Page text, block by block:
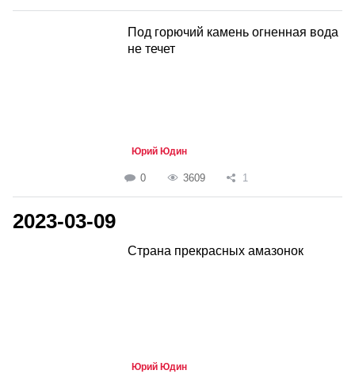
Под горючий камень огненная вода
не течет
Юрий Юдин
0 3609 1
2023-03-09
Страна прекрасных амазонок
Юрий Юдин